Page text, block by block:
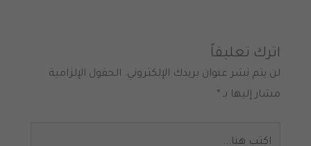
اترك تعليقاً
لن يتم نشر عنوان بريدك الإلكتروني. الحقول الإلزامية
مشار إليها بـ *